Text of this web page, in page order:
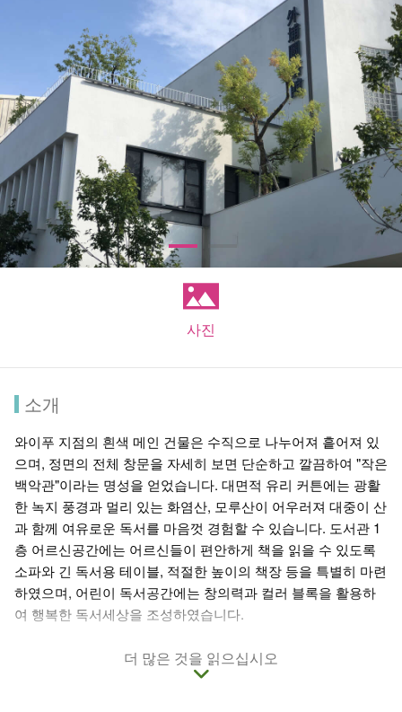
사진
소개
와이푸 지점의 흰색 메인 건물은 수직으로 나누어져 흩어져 있
으며, 정면의 전체 창문을 자세히 보면 단순하고 깔끔하여 "작은
백악관"이라는 명성을 얻었습니다. 대면적 유리 커튼에는 광활
한 녹지 풍경과 멀리 있는 화염산, 모루산이 어우러져 대중이 산
과 함께 여유로운 독서를 마음껏 경험할 수 있습니다. 도서관 1
층 어르신공간에는 어르신들이 편안하게 책을 읽을 수 있도록
소파와 긴 독서용 테이블, 적절한 높이의 책장 등을 특별히 마련
하였으며, 어린이 독서공간에는 창의력과 컬러 블록을 활용하
여 행복한 독서세상을 조성하였습니다.
더 많은 것을 읽으십시오